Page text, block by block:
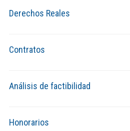
Derechos Reales
Contratos
Análisis de factibilidad
Honorarios